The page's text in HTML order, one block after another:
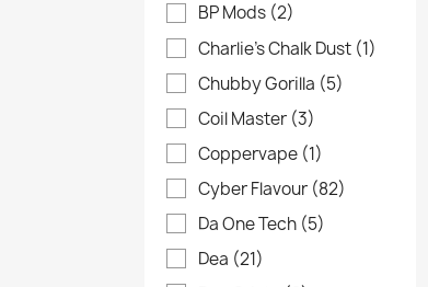
BP Mods (2)
Charlie's Chalk Dust (1)
Chubby Gorilla (5)
Coil Master (3)
Coppervape (1)
Cyber Flavour (82)
Da One Tech (5)
Dea (21)